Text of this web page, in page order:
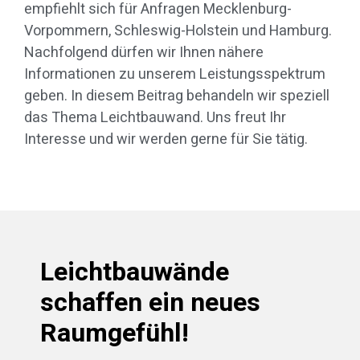
empfiehlt sich für Anfragen Mecklenburg-
Vorpommern, Schleswig-Holstein und Hamburg.
Nachfolgend dürfen wir Ihnen nähere
Informationen zu unserem Leistungsspektrum
geben. In diesem Beitrag behandeln wir speziell
das Thema Leichtbauwand. Uns freut Ihr
Interesse und wir werden gerne für Sie tätig.
Leichtbauwände
schaffen ein neues
Raumgefühl!